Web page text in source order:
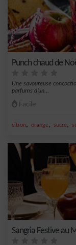
Punch chaud de
Une savoureuse
parfums d’un...
Facile
citron, orange, sucre,
Sangria Festive au